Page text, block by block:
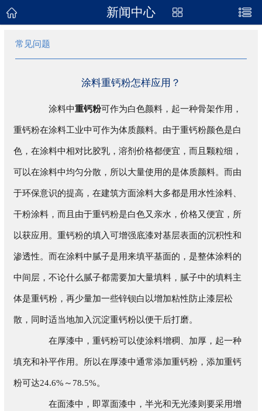
新闻资讯
企业地图
新闻中心
常见问题
涂料重钙粉怎样应用？
涂料中重钙粉可作为白色颜料，起一种骨架作用，
重钙粉在涂料工业中可作为体质颜料。由于重钙粉颜色是白
色，在涂料中相对比胶乳，溶剂价格都便宜，而且颗粒细，
可以在涂料中均匀分散，所以大量使用的是体质颜料。而由
于环保意识的提高，在建筑方面涂料大多都是用水性涂料、
干粉涂料，而且由于重钙粉是白色又亲水，价格又便宜，所
以获应用。重钙粉的填入可增强底漆对基层表面的沉积性和
渗透性。而在涂料中腻子是用来填平基面的，是整体涂料的
中间层，不论什么腻子都需要加大量填料，腻子中的填料主
体是重钙粉，再少量加一些锌钡白以增加粘性防止漆层松
散，同时适当地加入沉淀重钙粉以便干后打磨。
在厚漆中，重钙粉可以使涂料增稠、加厚，起一种
填充和补平作用。所以在厚漆中通常添加重钙粉，添加重钙
粉可达24.6%～78.5%。
在面漆中，即罩面漆中，半光和无光漆则要采用增